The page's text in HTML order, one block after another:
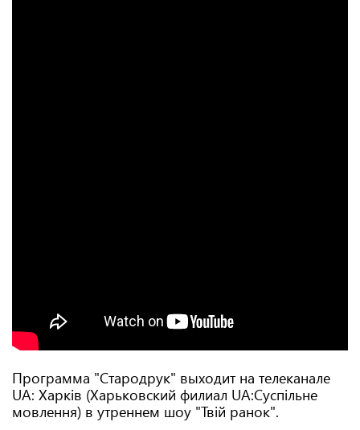
Программа "Стародрук" выходит на телеканале
UA: Харків (Харьковский филиал UA:Суспільне
мовлення) в утреннем шоу "Твій ранок".